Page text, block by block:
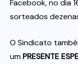
Itau
Facebook, no dia
sorteados
O Sindicato
umPRESENTE